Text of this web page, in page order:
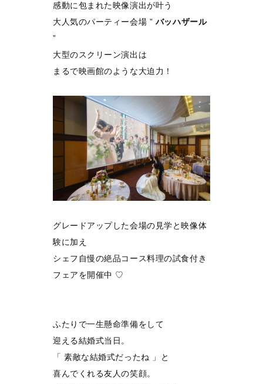
感動に包まれた映像演出が叶う
大人気のパーティー会場 ” バッハザール
”
大型のスクリーン演出は
まるで映画館のような大迫力！
グレードアップした会場の見学と映像体
験に加え
シェフ自慢の絶品コース料理の試食付き
フェアを開催中 ♡
ふたりで一生懸命準備をして
迎える結婚式当日。
「 素敵な結婚式だったね 」と
喜んでくれる友人の笑顔。